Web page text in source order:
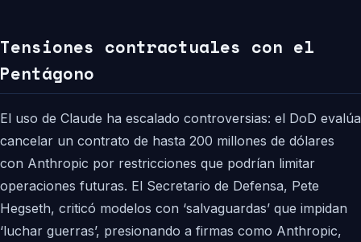
Tensiones contractuales con el
Pentágono
El uso de Claude ha escalado controversias: el DoD evalúa
cancelar un contrato de hasta 200 millones de dólares
con Anthropic por restricciones que podrían limitar
operaciones futuras. El Secretario de Defensa, Pete
Hegseth, criticó modelos con ‘salvaguardas’ que impidan
‘luchar guerras’, presionando a firmas como Anthropic,